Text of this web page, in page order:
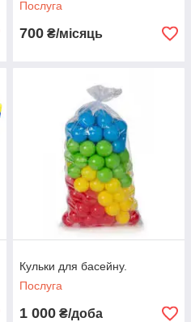
Послуга
700 ₴/місяць
Кульки для басейну.
Послуга
1 000 ₴/доба